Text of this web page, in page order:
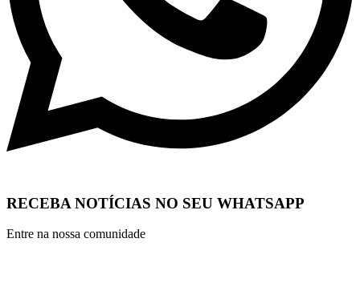
RECEBA NOTÍCIAS NO SEU WHATSAPP
Entre na nossa comunidade